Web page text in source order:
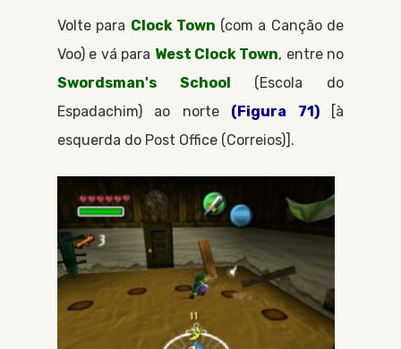
Volte para Clock Town (com a Canção de
Voo) e vá para West Clock Town, entre no
Swordsman's School
Escola do
Espadachim
ao norte (Figura 71)[à
esquerda do Post Office Correios ].